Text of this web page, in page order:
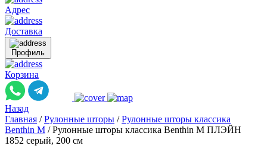
Адрес
Доставка
Профиль
Корзина
Назад
Главная / Рулонные шторы / Рулонные шторы классика
Benthin M / Рулонные шторы классика Benthin M ПЛЭЙН
1852 серый, 200 см